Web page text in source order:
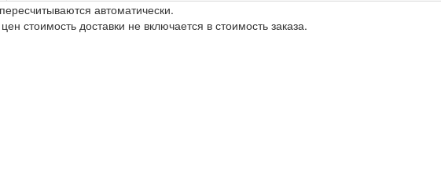
автоматически.
стоимость доставки не включается в стоимость заказа.